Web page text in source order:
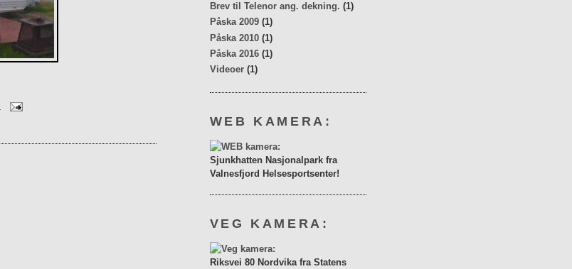
Brev til Telenor ang. dekning. (1)
Påska 2009 (1)
Påska 2010 (1)
Påska 2016 (1)
Videoer (1)
WEB KAMERA:
Sjunkhatten Nasjonalpark fra
Valnesfjord Helsesportsenter!
VEG KAMERA:
Riksvei 80 Nordvika fra Statens